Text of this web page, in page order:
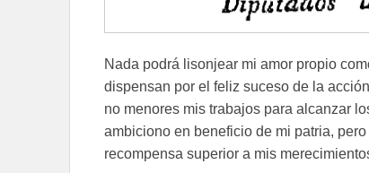
Nada podrá lisonjear mi amor propio
dispensan por el feliz suceso de la
no menores mis trabajos para alcanzar
ambiciono en beneficio de mi patria,
recompensa superior a mis